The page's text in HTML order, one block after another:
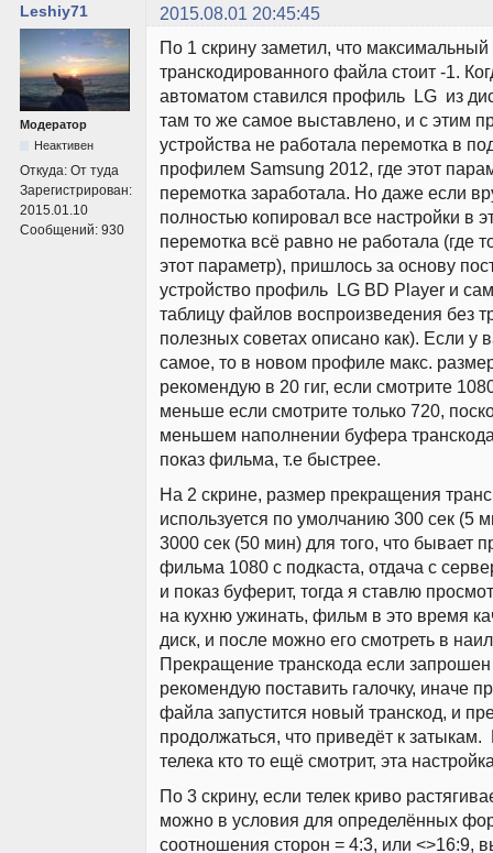
Leshiy71 2015.08.01 20:45:45
Модератор
Неактивен
Откуда: От туда
Зарегистрирован:
2015.01.10
Сообщений: 930
По 1 скрину заметил, что
транскодированного файла стоит -1.
автоматом ставился профиль LG из
там то же самое выставлено, и с этим
устройства не работала перемотка в
профилем Samsung 2012, где этот
перемотка заработала. Но даже если
полностью копировал все настройки в
перемотка всё равно не работала (где
этот параметр), пришлось за основу
устройство профиль LG BD Player и
таблицу файлов воспроизведения без
полезных советах описано как). Если у
самое, то в новом профиле макс.
рекомендую в 20 гиг, если смотрите
меньше если смотрите только 720,
меньшем наполнении буфера
показ фильма, т.е быстрее.
На 2 скрине, размер прекращения
используется по умолчанию 300 сек (5
3000 сек (50 мин) для того, что бывает
фильма 1080 с подкаста, отдача с
и показ буферит, тогда я ставлю
на кухню ужинать, фильм в это время
диск, и после можно его смотреть в
Прекращение транскода если
рекомендую поставить галочку, иначе
файла запустится новый транскод, и
продолжаться, что приведёт к затыкам.
телека кто то ещё смотрит, эта
По 3 скрину, если телек криво
можно в условия для определённых
соотношения сторон = 4:3, или <>16:9,